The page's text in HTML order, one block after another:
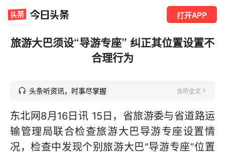
打开APP
旅游大巴须设“导游专座” 纠正其位置设置不
合理行为
头条听资讯，时事尽掌握 去听全文
东北网8月16日讯 15日，省旅游委与省道路运
输管理局联合检查旅游大巴导游专座设置情
况，检查中发现个别旅游大巴“导游专座”位置